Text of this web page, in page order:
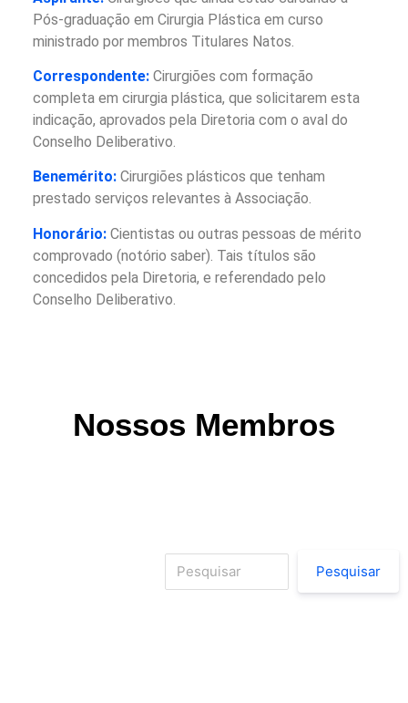
Pós-graduação em Cirurgia Plástica em curso
ministrado por membros Titulares Natos.
Correspondente: Cirurgiões com formação
completa em cirurgia plástica, que solicitarem esta
indicação, aprovados pela Diretoria com o aval do
Conselho Deliberativo.
Benemérito: Cirurgiões plásticos que tenham
prestado serviços relevantes à Associação.
Honorário: Cientistas ou outras pessoas de mérito
comprovado (notório saber). Tais títulos são
concedidos pela Diretoria, e referendado pelo
Conselho Deliberativo.
Nossos Membros